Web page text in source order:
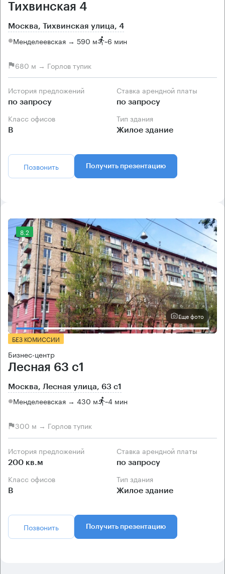
Тихвинская 4
Москва, Тихвинская улица, 4
Менделеевская → 590 м ~6 мин
680 м → Горлов тупик
История предложений
по запросу
Ставка арендной платы
по запросу
Класс офисов
B
Тип здания
Жилое здание
Позвонить Получить презентацию
8.2
Еще фото
БЕЗ КОМИССИИ
Бизнес-центр
Лесная 63 с1
Москва, Лесная улица, 63 с1
Менделеевская → 430 м ~4 мин
300 м → Горлов тупик
История предложений
200 кв.м
Ставка арендной платы
по запросу
Класс офисов
B
Тип здания
Жилое здание
Позвонить Получить презентацию